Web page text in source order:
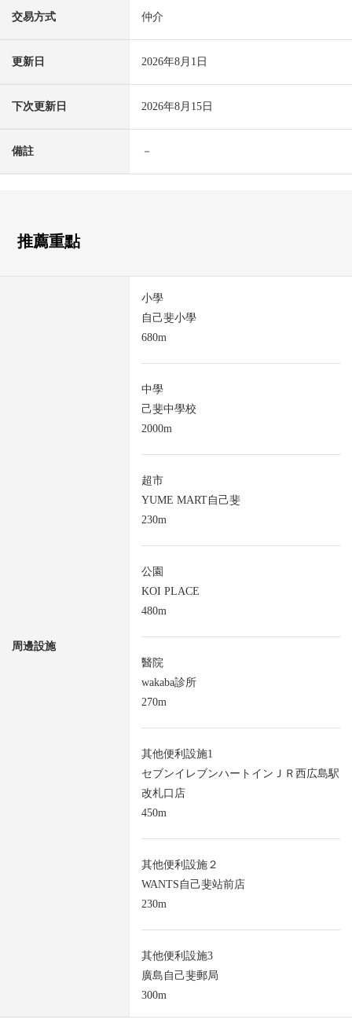
交易方式 仲介
更新日 2026年8月1日
下次更新日 2026年8月15日
備註 －
推薦重點
周邊設施
小學
自己斐小學
680m
中學
己斐中學校
2000m
超市
YUME MART自己斐
230m
公園
KOI PLACE
480m
醫院
wakaba診所
270m
其他便利設施1
セブンイレブンハートインＪＲ西広島駅
改札口店
450m
其他便利設施２
WANTS自己斐站前店
230m
其他便利設施3
廣島自己斐郵局
300m